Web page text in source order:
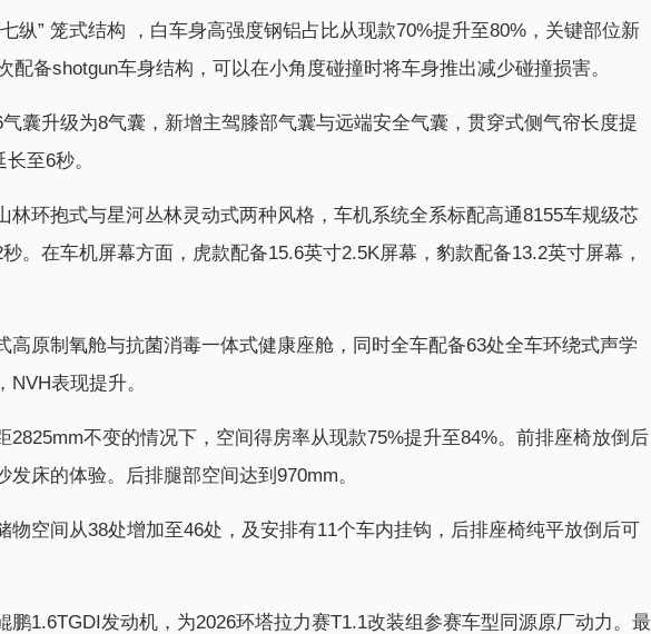
纵” 笼式结构 ，白车身高强度钢铝占比从现款70%提升至80%，关键部位新
配备shotgun车身结构，可以在小角度碰撞时将车身推出减少碰撞损害。
囊升级为8气囊，新增主驾膝部气囊与远端安全气囊，贯穿式侧气帘长度提
至6秒。
林环抱式与星河丛林灵动式两种风格，车机系统全系标配高通8155车规级芯
。在车机屏幕方面，虎款配备15.6英寸2.5K屏幕，豹款配备13.2英寸屏幕，
高原制氧舱与抗菌消毒一体式健康座舱，同时全车配备63处全车环绕式声学
表现提升。
2825mm不变的情况下，空间得房率从现款75%提升至84%。前排座椅放倒后
床的体验。后排腿部空间达到970mm。
物空间从38处增加至46处，及安排有11个车内挂钩，后排座椅纯平放倒后可
鹏1.6TGDI发动机，为2026环塔拉力赛T1.1改装组参赛车型同源原厂动力。最